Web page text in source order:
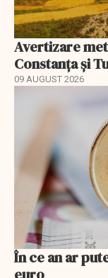
Avertizare
Constanța și
09 AUGUST 2026
În ce an ar